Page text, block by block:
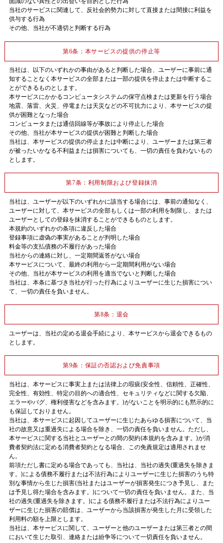
当社のサービスに関連して、反社会的勢力に対して直接または間接に利益を
供与する行為
その他、当社が不適切と判断する行為
第6条：本サービスの提供の停止等
当社は、以下のいずれかの事由があると判断した場合、ユーザーに事前に通
知することなく本サービスの全部または一部の提供を停止または中断するこ
とができるものとします。
本サービスにかかるコンピュータシステムの保守点検または更新を行う場合
地震、落雷、火災、停電または天災などの不可抗力により、本サービスの提
供が困難となった場合
コンピュータまたは通信回線等が事故により停止した場合
その他、当社が本サービスの提供が困難と判断した場合
当社は、本サービスの提供の停止または中断により、ユーザーまたは第三者
が被ったいかなる不利益または損害についても、一切の責任を負わないもの
とします。
第7条：利用制限および登録抹消
当社は、ユーザーが以下のいずれかに該当する場合には、事前の通知なく、
ユーザーに対して、本サービスの全部もしくは一部の利用を制限し、または
ユーザーとしての登録を抹消することができるものとします。
本規約のいずれかの条項に違反した場合
登録事項に虚偽の事実があることが判明した場合
料金等の支払債務の不履行があった場合
当社からの連絡に対し、一定期間返答がない場合
本サービスについて、最終の利用から一定期間利用がない場合
その他、当社が本サービスの利用を適当でないと判断した場合
当社は、本条に基づき当社が行った行為によりユーザーに生じた損害につい
て、一切の責任を負いません。
第8条：退会
ユーザーは、当社の定める退会手続により、本サービスから退会できるもの
とします。
第9条：保証の否認および免責事項
当社は、本サービスに事実上または法律上の瑕疵(安全性、信頼性、正確性、
完全性、有効性、特定の目的への適合性、セキュリティなどに関する欠陥、
エラーやバグ、権利侵害などを含みます。)がないことを明示的にも黙示的に
も保証しておりません。
当社は、本サービスに起因してユーザーに生じたあらゆる損害について、当
社の故意又は重過失による場合を除き、一切の責任を負いません。ただし、
本サービスに関する当社とユーザーとの間の契約(本規約を含みます。)が消
費者契約法に定める消費者契約となる場合、この免責規定は適用されませ
ん。
前項ただし書に定める場合であっても、当社は、当社の過失(重過失を除きま
す。)による債務不履行または不法行為によりユーザーに生じた損害のうち特
別な事情から生じた損害(当社またはユーザーが損害発生につき予見し、また
は予見し得た場合を含みます。)について一切の責任を負いません。また、当
社の過失(重過失を除きます。)による債務不履行または不法行為によりユー
ザーに生じた損害の賠償は、ユーザーから当該損害が発生した月に受領した
利用料の額を上限とします。
当社は、本サービスに関して、ユーザーと他のユーザーまたは第三者との間
において生じた取引、連絡または紛争等について一切責任を負いません。